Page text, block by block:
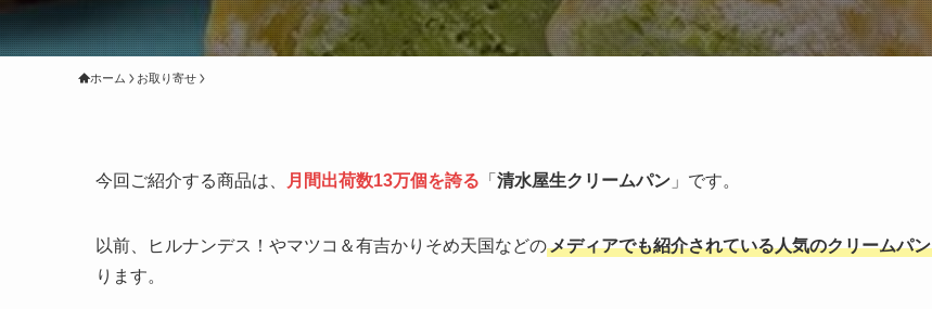
ホーム お取り寄せ
今回ご紹介する商品は、 月間出荷数13万個を誇る 「 清水屋生クリームパン 」です。
以前、ヒルナンデス！やマツコ＆有吉かりそめ天国などのメディアでも紹介されている人気のクリームパン
ります。